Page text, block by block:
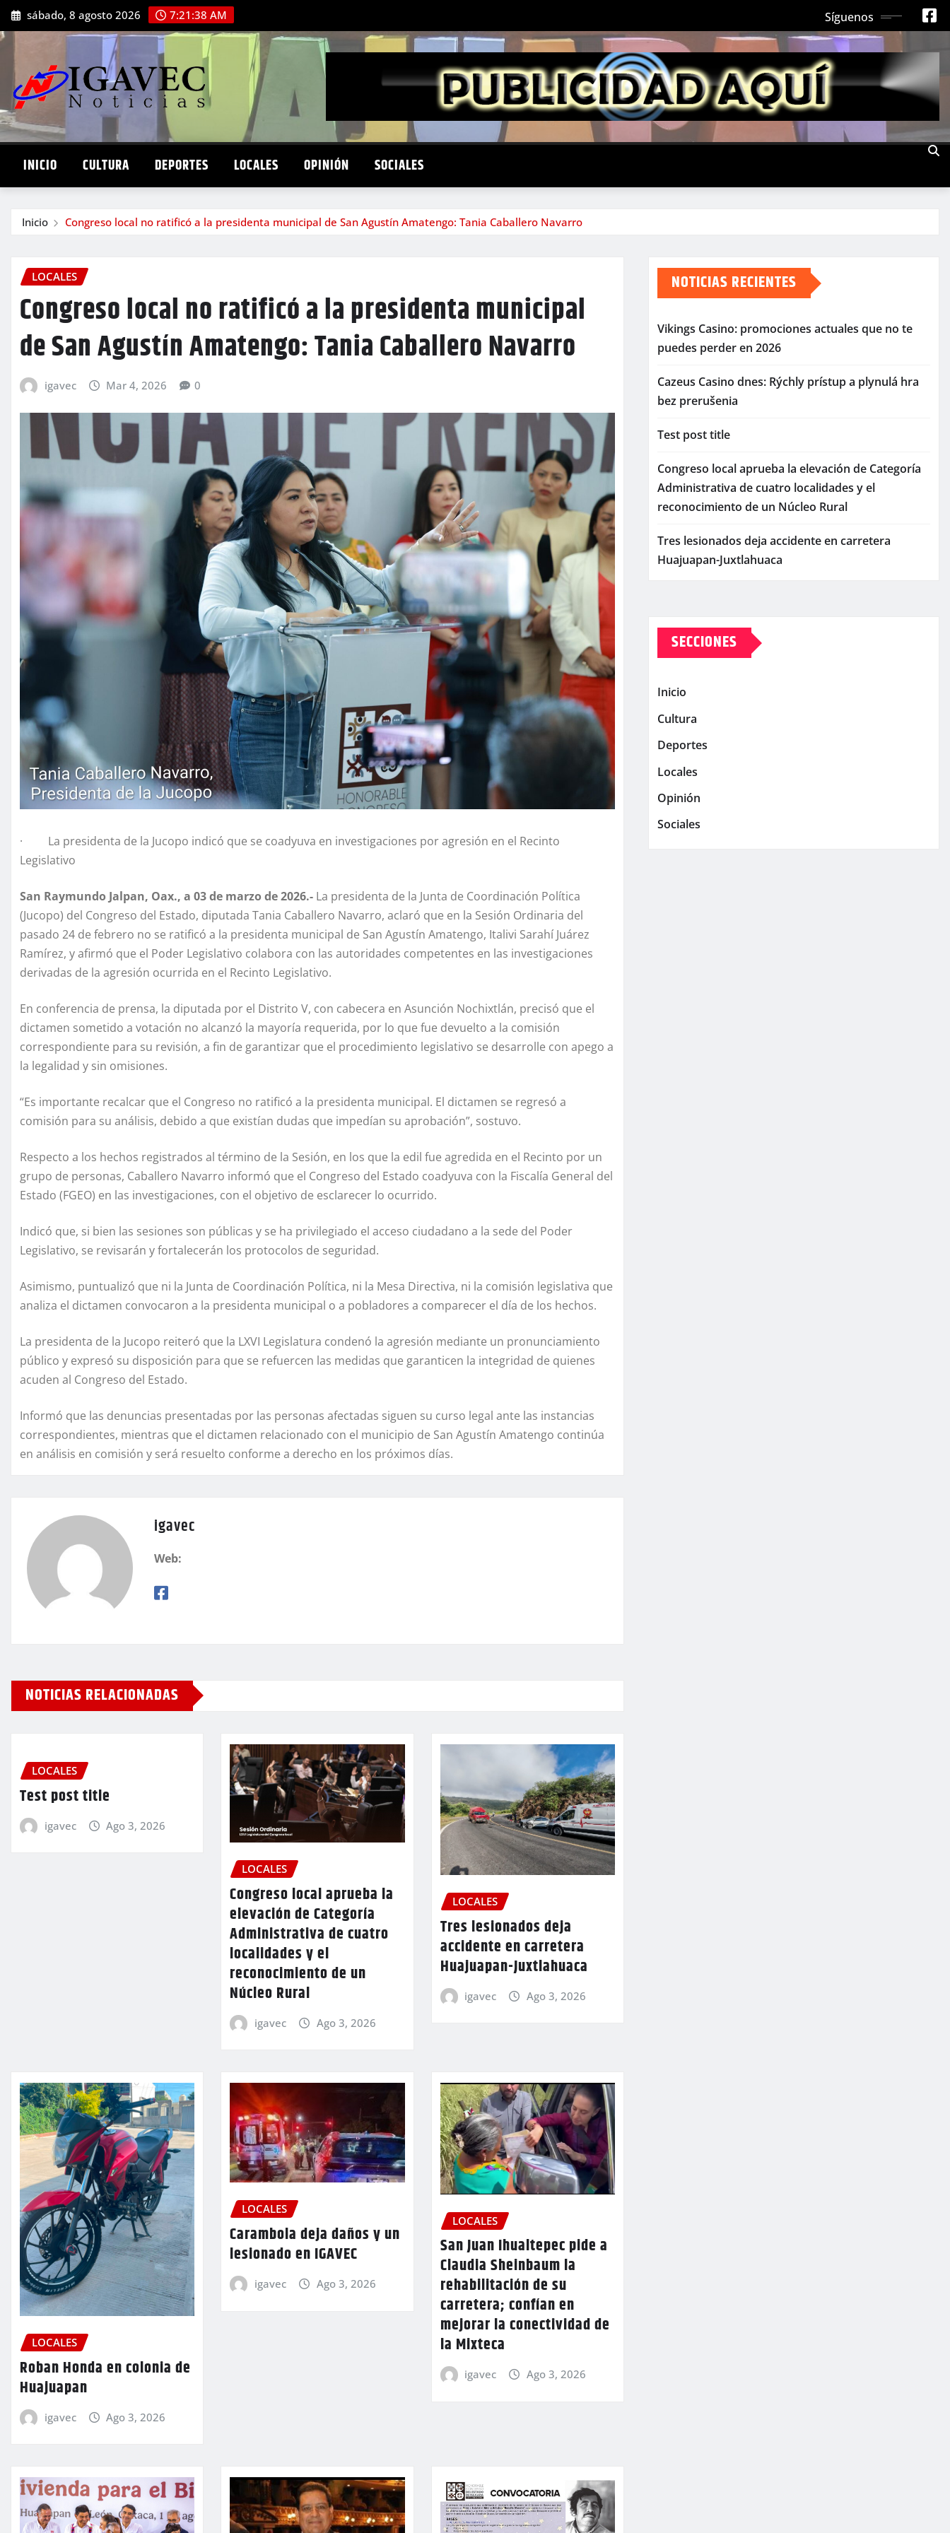
Saltar
al
contenido
sábado, 8 agosto 2026 7:21:39 AM Síguenos
INICIO CULTURA DEPORTES LOCALES OPINIÓN SOCIALES
Inicio Congreso local no ratificó a la presidenta municipal de San Agustín Amatengo: Tania Caballero Navarro
LOCALES
Congreso local no ratificó a la presidenta municipal
de San Agustín Amatengo: Tania Caballero Navarro
igavec Mar 4, 2026 0
· La presidenta de la Jucopo indicó que se coadyuva en investigaciones por agresión en el Recinto
Legislativo
San Raymundo Jalpan, Oax., a 03 de marzo de 2026.- La presidenta de la Junta de Coordinación Política
(Jucopo) del Congreso del Estado, diputada Tania Caballero Navarro, aclaró que en la Sesión Ordinaria del
pasado 24 de febrero no se ratificó a la presidenta municipal de San Agustín Amatengo, Italivi Sarahí Juárez
Ramírez, y afirmó que el Poder Legislativo colabora con las autoridades competentes en las investigaciones
derivadas de la agresión ocurrida en el Recinto Legislativo.
En conferencia de prensa, la diputada por el Distrito V, con cabecera en Asunción Nochixtlán, precisó que el
dictamen sometido a votación no alcanzó la mayoría requerida, por lo que fue devuelto a la comisión
correspondiente para su revisión, a fin de garantizar que el procedimiento legislativo se desarrolle con apego a
la legalidad y sin omisiones.
“Es importante recalcar que el Congreso no ratificó a la presidenta municipal. El dictamen se regresó a
comisión para su análisis, debido a que existían dudas que impedían su aprobación”, sostuvo.
Respecto a los hechos registrados al término de la Sesión, en los que la edil fue agredida en el Recinto por un
grupo de personas, Caballero Navarro informó que el Congreso del Estado coadyuva con la Fiscalía General del
Estado (FGEO) en las investigaciones, con el objetivo de esclarecer lo ocurrido.
Indicó que, si bien las sesiones son públicas y se ha privilegiado el acceso ciudadano a la sede del Poder
Legislativo, se revisarán y fortalecerán los protocolos de seguridad.
Asimismo, puntualizó que ni la Junta de Coordinación Política, ni la Mesa Directiva, ni la comisión legislativa que
analiza el dictamen convocaron a la presidenta municipal o a pobladores a comparecer el día de los hechos.
La presidenta de la Jucopo reiteró que la LXVI Legislatura condenó la agresión mediante un pronunciamiento
público y expresó su disposición para que se refuercen las medidas que garanticen la integridad de quienes
acuden al Congreso del Estado.
Informó que las denuncias presentadas por las personas afectadas siguen su curso legal ante las instancias
correspondientes, mientras que el dictamen relacionado con el municipio de San Agustín Amatengo continúa
en análisis en comisión y será resuelto conforme a derecho en los próximos días.
igavec
Web:
NOTICIAS RELACIONADAS
LOCALES
Test post title
igavec Ago 3, 2026
LOCALES
Congreso local aprueba la
elevación de Categoría
Administrativa de cuatro
localidades y el
reconocimiento de un
Núcleo Rural
igavec Ago 3, 2026
LOCALES
Tres lesionados deja
accidente en carretera
Huajuapan-Juxtlahuaca
igavec Ago 3, 2026
LOCALES
Roban Honda en colonia de
Huajuapan
igavec Ago 3, 2026
LOCALES
Carambola deja daños y un
lesionado en IGAVEC
igavec Ago 3, 2026
LOCALES
San Juan Ihualtepec pide a
Claudia Sheinbaum la
rehabilitación de su
carretera; confían en
mejorar la conectividad de
la Mixteca
igavec Ago 3, 2026
NOTICIAS RECIENTES
Vikings Casino: promociones actuales que no te
puedes perder en 2026
Cazeus Casino dnes: Rýchly prístup a plynulá hra
bez prerušenia
Test post title
Congreso local aprueba la elevación de Categoría
Administrativa de cuatro localidades y el
reconocimiento de un Núcleo Rural
Tres lesionados deja accidente en carretera
Huajuapan-Juxtlahuaca
SECCIONES
Inicio
Cultura
Deportes
Locales
Opinión
Sociales